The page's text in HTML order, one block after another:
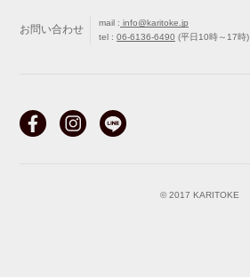
お問い合わせ
mail : info@karitoke.jp
tel :06-6136-6490 (平日10時～17時)
© 2017 KARITOKE